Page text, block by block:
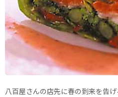
八百屋さんの店先に春の到来を告